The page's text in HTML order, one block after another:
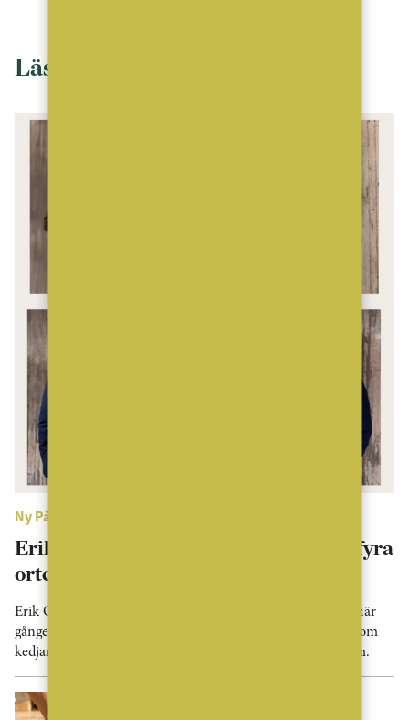
Läs mer
Ny På Jobbet
Erik Olsson fortsätter växa – stärker fyra
orter
Erik Olsson fortsätter att rekrytera runt om i landet. Den här
gången ansluter sex mäklare till verksamheten, samtidigt som
kedjan etablerar ett nytt kontor i Tyresö utanför Stockholm.